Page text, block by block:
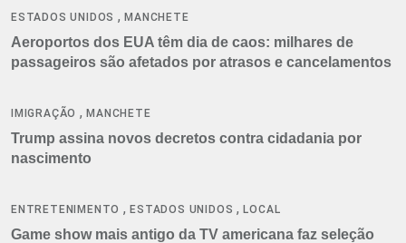
ESTADOS UNIDOS ,MANCHETE
Aeroportos dos EUA têm dia de caos: milhares de
passageiros são afetados por atrasos e cancelamentos
IMIGRAÇÃO ,MANCHETE
Trump assina novos decretos contra cidadania por
nascimento
ENTRETENIMENTO ,ESTADOS UNIDOS ,LOCAL
Game show mais antigo da TV americana faz seleção